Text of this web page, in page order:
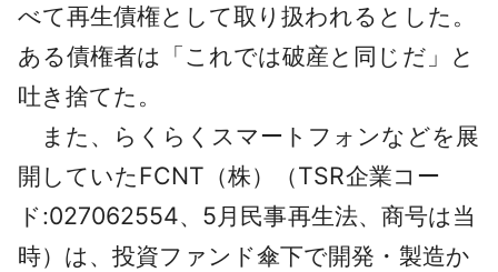
べて再生債権として取り扱われるとした。
ある債権者は「これでは破産と同じだ」と
吐き捨てた。
また、らくらくスマートフォンなどを展
開していたFCNT（株）（TSR企業コー
ド:027062554、5月民事再生法、商号は当
時）は、投資ファンド傘下で開発・製造か